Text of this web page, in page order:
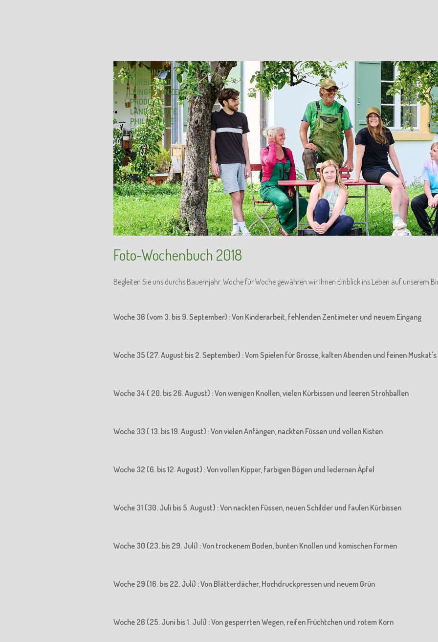
LABYRINTH
KÜRBISLAND
JUNGPFLANZEN
PRODUKTE
LAND & LEUTE
PHILOSOPHIE
SHOP
GALERIE
Foto-Wochenbuch 2018
Begleiten Sie uns durchs Bauernjahr. Woche für Woche gewähren wir Ihnen Einblick ins Leben auf unserem
Woche 36 (vom 3. bis 9. September) : Von Kinderarbeit, fehlenden Zentimeter und neuem Eingang
Woche 35 (27. August bis 2. September) : Vom Spielen für Grosse, kalten Abenden und feinen Muskat's
Woche 34 ( 20. bis 26. August) : Von wenigen Knollen, vielen Kürbissen und leeren Strohballen
Woche 33 ( 13. bis 19. August) : Von vielen Anfängen, nackten Füssen und vollen Kisten
Woche 32 (6. bis 12. August) : Von vollen Kipper, farbigen Bögen und ledernen Äpfel
Woche 31 (30. Juli bis 5. August) : Von nackten Füssen, neuen Schilder und faulen Kürbissen
Woche 30 (23. bis 29. Juli) : Von trockenem Boden, bunten Knollen und komischen Formen
Woche 29 (16. bis 22. Juli) : Von Blätterdächer, Hochdruckpressen und neuem Grün
Woche 26 (25. Juni bis 1. Juli) : Von gesperrten Wegen, reifen Früchtchen und rotem Korn